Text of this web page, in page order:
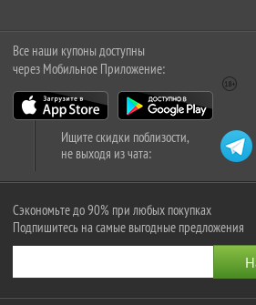
Все наши купоны доступны
через Мобильное Приложение:
Ищите скидки поблизости,
не выходя из чата:
Сэкономьте до 90% при любых покупках
Подпишитесь на самые выгодные предложения